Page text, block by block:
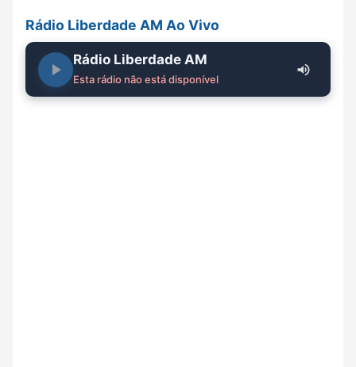
Rádio Liberdade AM Ao Vivo
Rádio Liberdade AM
Esta rádio não está disponível